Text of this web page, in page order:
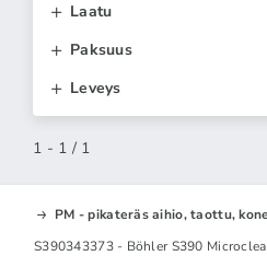
Laatu
Paksuus
Leveys
1 - 1 / 1
PM - pikateräs aihio, taottu,
S390343373 - Böhler S390